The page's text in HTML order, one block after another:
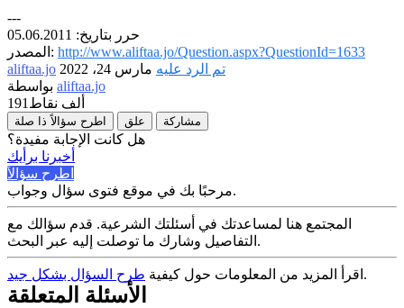
---
حرر بتاريخ: 05.06.2011
المصدر: http://www.aliftaa.jo/Question.aspx?QuestionId=1633
aliftaa.jo
تم الرد عليه مارس 24، 2022
aliftaa.jo
191ألف نقاط
اطرح سؤالاً ذا صلة علق مشاركة
هل كانت الإجابة مفيدة؟
أخبرنا برأيك
اطرح سؤالاً
مرحبًا بك في موقع فتوى سؤال وجواب.
المجتمع هنا لمساعدتك في أسئلتك الشرعية. قدم سؤالك مع
التفاصيل وشارك ما توصلت إليه عبر البحث.
اقرأ المزيد من المعلومات حول كيفية طرح السؤال بشكل جيد .
الأسئلة المتعلقة